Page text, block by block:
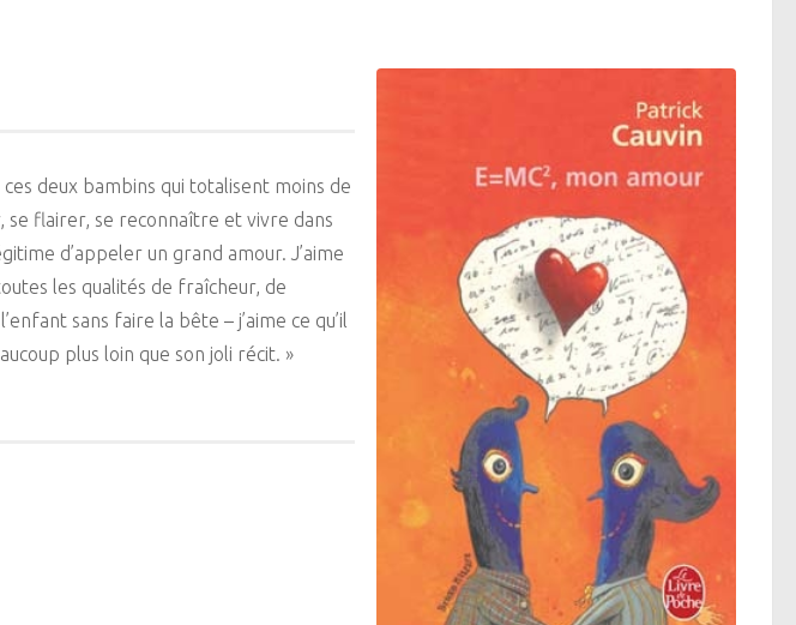
deux bambins qui totalisent moins de
flairer, se reconnaître et vivre dans
d’appeler un grand amour. J’aime
les qualités de fraîcheur, de
sans faire la bête – j’aime ce qu’il
plus loin que son joli récit. »